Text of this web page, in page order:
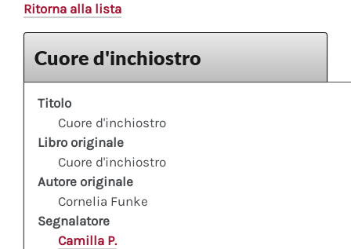
Ritorna alla lista
Cuore d'inchiostro
Titolo
Cuore d'inchiostro
Libro originale
Cuore d'inchiostro
Autore originale
Cornelia Funke
Segnalatore
Camilla P.